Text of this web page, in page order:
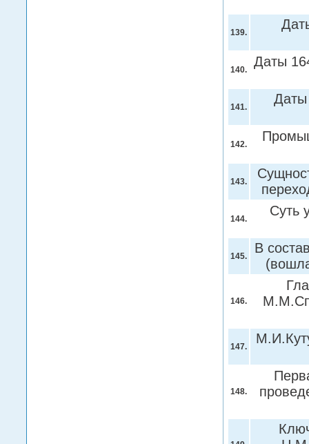
139.
140.
Даты
141.
Даты
142.
143.
144.
Суть
145.
В
146.
147.
148.